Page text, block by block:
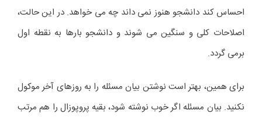
احساس کند دانشجو هنوز نمی داند چه می خواهد. در این حالت،
اصلاحات کلی و سنگین می شوند و دانشجو بارها به نقطه اول
برمی گردد.
برای همین، بهتر است نوشتن بیان مسئله را به روزهای آخر موکول
نکنید. بیان مسئله اگر خوب نوشته شود، بقیه پروپوزال را هم مرتب